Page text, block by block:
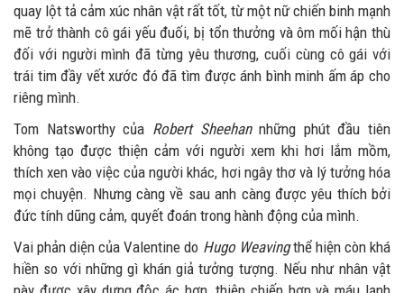
quay lột tả cảm xúc nhân vật rất tốt, từ một nữ chiến binh mạnh
mẽ trở thành cô gái yếu đuối, bị tổn thưởng và ôm mối hận thù
đối với người mình đã từng yêu thương, cuối cùng cô gái với
trái tim đầy vết xước đó đã tìm được ánh bình minh ấm áp cho
riêng mình.
Tom Natsworthy của Robert Sheehannhững phút đầu tiên
không tạo được thiện cảm với người xem khi hơi lắm mồm,
thích xen vào việc của người khác, hơi ngây thơ và lý tưởng hóa
mọi chuyện. Nhưng càng về sau anh càng được yêu thích bởi
đức tính dũng cảm, quyết đoán trong hành động của mình.
Vai phản diện của Valentine do Hugo Weavingthể hiện còn khá
hiền so với những gì khán giả tưởng tượng. Nếu như nhân vật